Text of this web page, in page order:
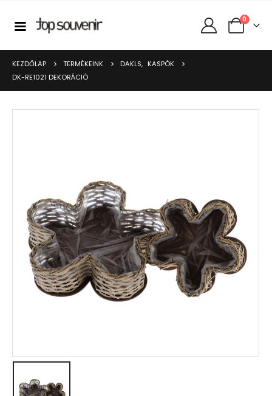
0
KEZDŐLAP TERMÉKEINK DAKLS, KASPÓK
DK-RE1021 DEKORÁCIÓ